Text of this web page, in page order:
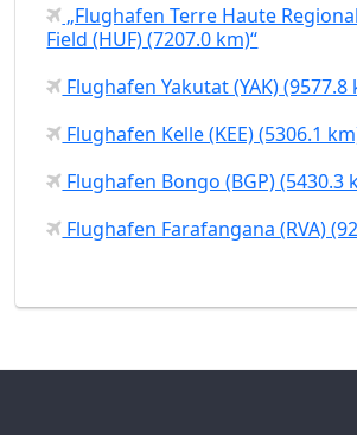
„Flughafen Terre Haute
Field (HUF) (7207.0 km)“
Flughafen Yakutat (YAK) (9577.8
Flughafen Kelle (KEE) (5306.1
Flughafen Bongo (BGP) (5430.3
Flughafen Farafangana (RVA)